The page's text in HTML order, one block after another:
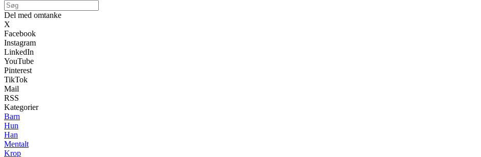
Del med omtanke
X
Facebook
Instagram
LinkedIn
YouTube
Pinterest
TikTok
Mail
RSS
Kategorier
Barn
Hun
Han
Mentalt
Krop